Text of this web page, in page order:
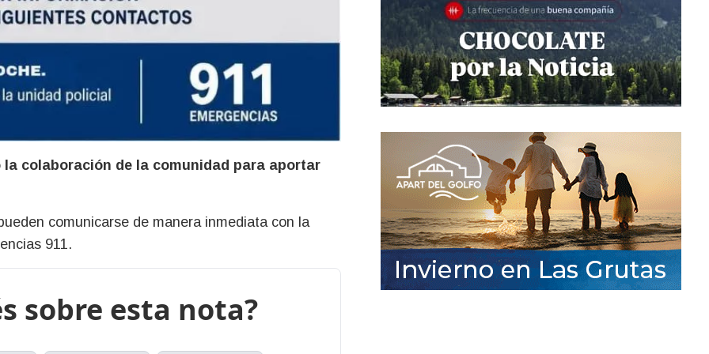
colaboración de la comunidad para aportar
comunicarse de manera inmediata con la
911.
sobre esta nota?